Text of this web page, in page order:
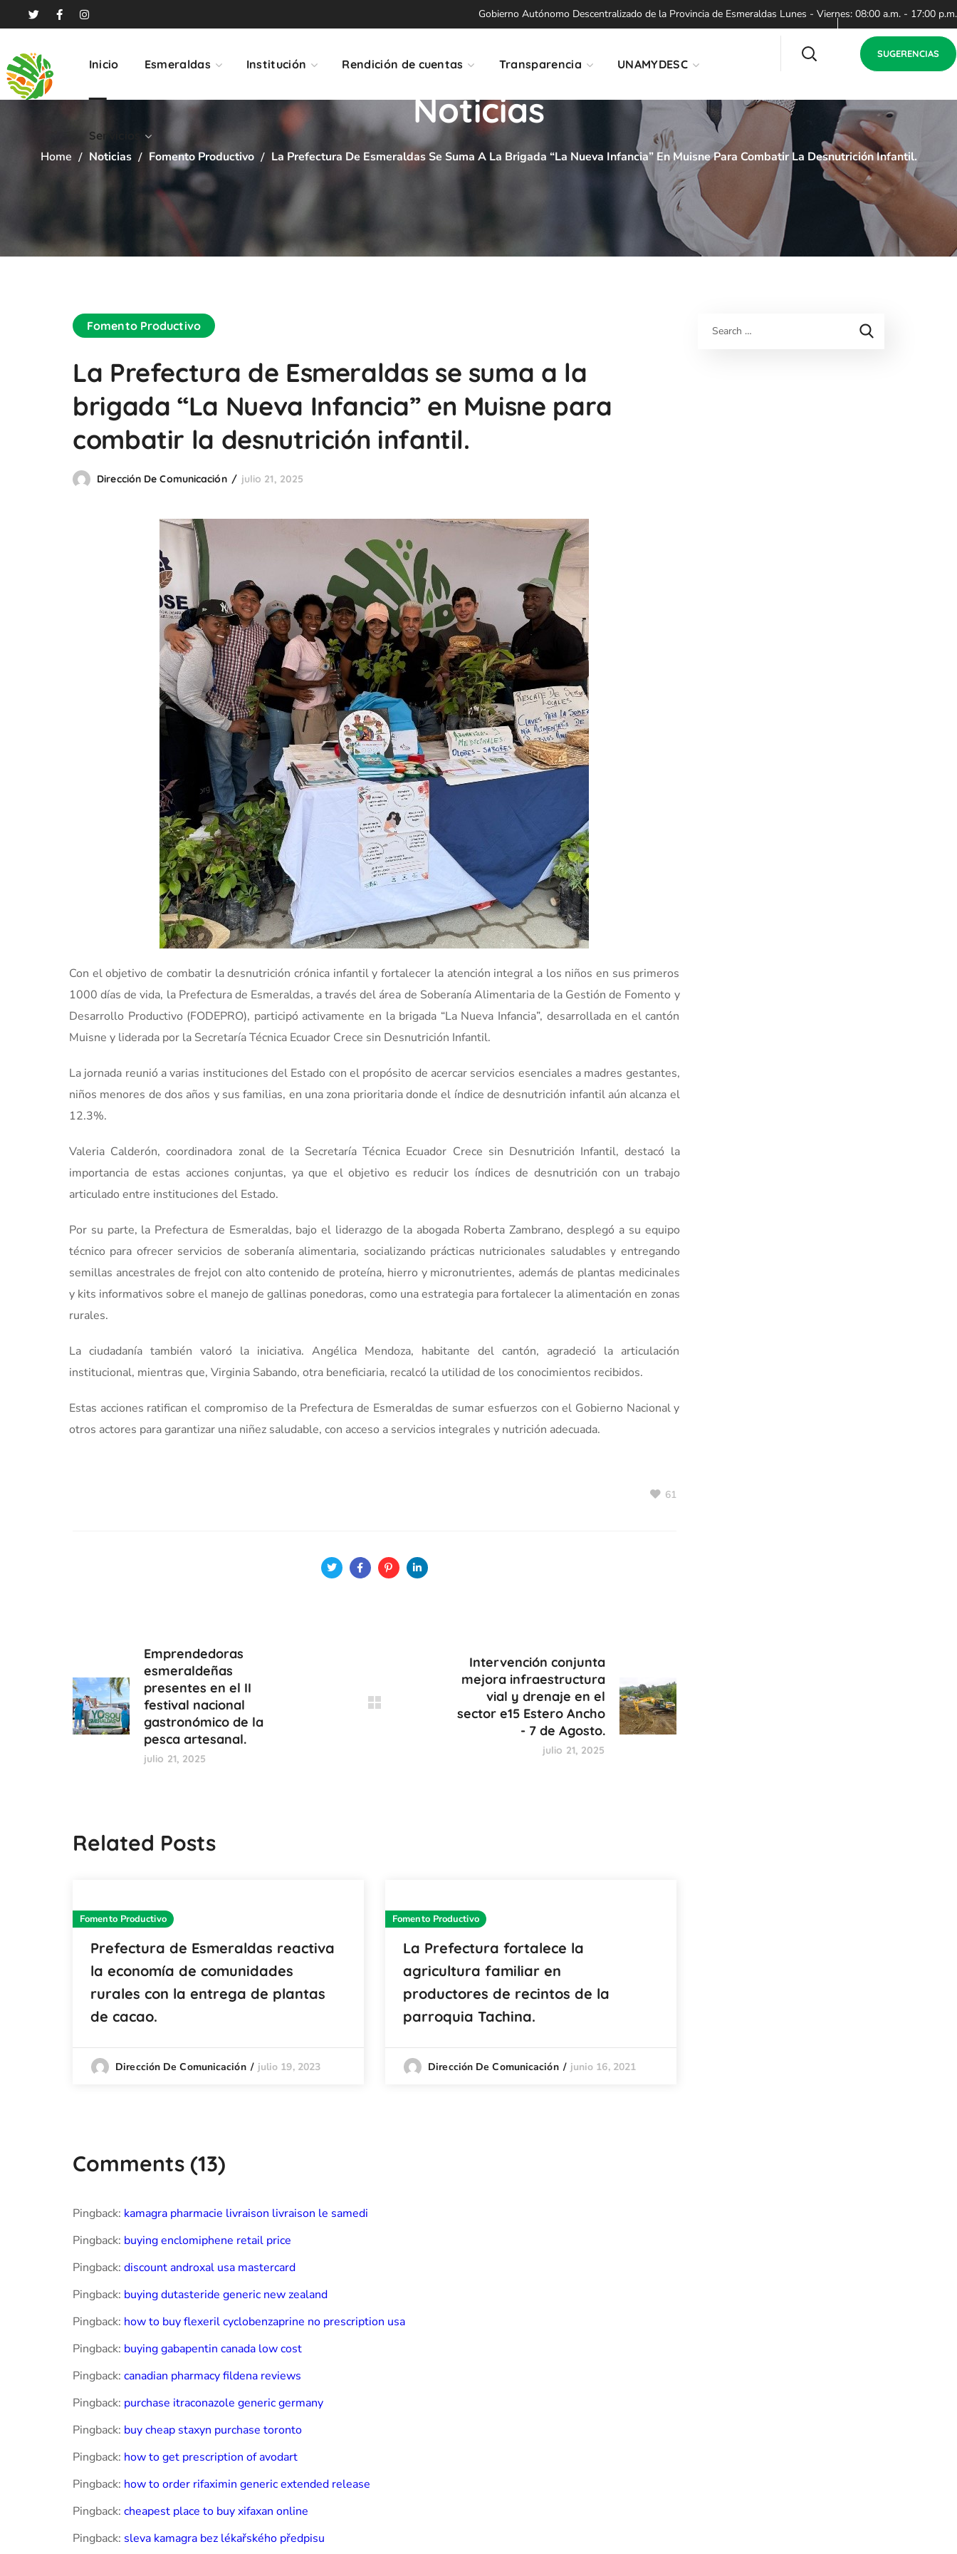
Gobierno Autónomo Descentralizado de la Provincia de Esmeraldas Lunes - Viernes: 08:00 a.m. - 17:00 p.m.
Inicio Esmeraldas Institución Rendición de cuentas Transparencia UNAMYDESC
Servicios
SUGERENCIAS
Noticias
Home Noticias Fomento Productivo La Prefectura De Esmeraldas Se Suma A La Brigada “La Nueva Infancia” En Muisne Para Combatir La Desnutrición Infantil.
Fomento Productivo
La Prefectura de Esmeraldas se suma a la
brigada “La Nueva Infancia” en Muisne para
combatir la desnutrición infantil.
Dirección De Comunicación julio 21, 2025
Con el objetivo de combatir la desnutrición crónica infantil y fortalecer la atención integral a los niños en sus primeros
1000 días de vida, la Prefectura de Esmeraldas, a través del área de Soberanía Alimentaria de la Gestión de Fomento y
Desarrollo Productivo (FODEPRO), participó activamente en la brigada “La Nueva Infancia”, desarrollada en el cantón
Muisne y liderada por la Secretaría Técnica Ecuador Crece sin Desnutrición Infantil.
La jornada reunió a varias instituciones del Estado con el propósito de acercar servicios esenciales a madres gestantes,
niños menores de dos años y sus familias, en una zona prioritaria donde el índice de desnutrición infantil aún alcanza el
12.3%.
Valeria Calderón, coordinadora zonal de la Secretaría Técnica Ecuador Crece sin Desnutrición Infantil, destacó la
importancia de estas acciones conjuntas, ya que el objetivo es reducir los índices de desnutrición con un trabajo
articulado entre instituciones del Estado.
Por su parte, la Prefectura de Esmeraldas, bajo el liderazgo de la abogada Roberta Zambrano, desplegó a su equipo
técnico para ofrecer servicios de soberanía alimentaria, socializando prácticas nutricionales saludables y entregando
semillas ancestrales de frejol con alto contenido de proteína, hierro y micronutrientes, además de plantas medicinales
y kits informativos sobre el manejo de gallinas ponedoras, como una estrategia para fortalecer la alimentación en zonas
rurales.
La ciudadanía también valoró la iniciativa. Angélica Mendoza, habitante del cantón, agradeció la articulación
institucional, mientras que, Virginia Sabando, otra beneficiaria, recalcó la utilidad de los conocimientos recibidos.
Estas acciones ratifican el compromiso de la Prefectura de Esmeraldas de sumar esfuerzos con el Gobierno Nacional y
otros actores para garantizar una niñez saludable, con acceso a servicios integrales y nutrición adecuada.
61
Emprendedoras
esmeraldeñas
presentes en el II
festival nacional
gastronómico de la
pesca artesanal.
julio 21, 2025
Intervención conjunta
mejora infraestructura
vial y drenaje en el
sector e15 Estero Ancho
- 7 de Agosto.
julio 21, 2025
Related Posts
Fomento Productivo
Prefectura de Esmeraldas reactiva
la economía de comunidades
rurales con la entrega de plantas
de cacao.
Dirección De Comunicación julio 19, 2023
Fomento Productivo
La Prefectura fortalece la
agricultura familiar en
productores de recintos de la
parroquia Tachina.
Dirección De Comunicación junio 16, 2021
Comments (13)
Pingback: kamagra pharmacie livraison livraison le samedi
Pingback: buying enclomiphene retail price
Pingback: discount androxal usa mastercard
Pingback: buying dutasteride generic new zealand
Pingback: how to buy flexeril cyclobenzaprine no prescription usa
Pingback: buying gabapentin canada low cost
Pingback: canadian pharmacy fildena reviews
Pingback: purchase itraconazole generic germany
Pingback: buy cheap staxyn purchase toronto
Pingback: how to get prescription of avodart
Pingback: how to order rifaximin generic extended release
Pingback: cheapest place to buy xifaxan online
Pingback: sleva kamagra bez lékařského předpisu